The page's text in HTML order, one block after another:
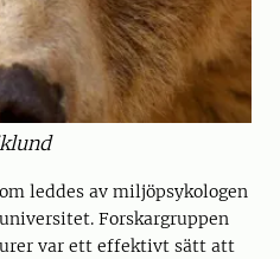
leddes av miljöpsykologen
Forskargruppen
var ett effektivt sätt att